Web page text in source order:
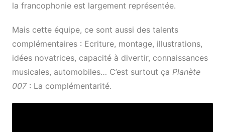
la francophonie est largement représentée.
Mais cette équipe, ce sont aussi des talents
complémentaires : Ecriture, montage, illustrations,
idées novatrices, capacité à divertir, connaissances
musicales, automobiles… C’est surtout ça Planète
007: La complémentarité.